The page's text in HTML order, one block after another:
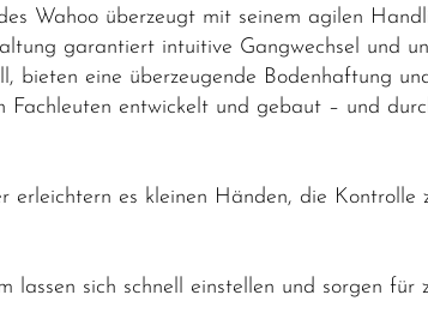
Wahoo überzeugt mit seinem agilen
garantiert intuitive Gangwechsel und
bieten eine überzeugende Bodenhaftung
Fachleuten entwickelt und gebaut – und
erleichtern es kleinen Händen, die
lassen sich schnell einstellen und sorgen für